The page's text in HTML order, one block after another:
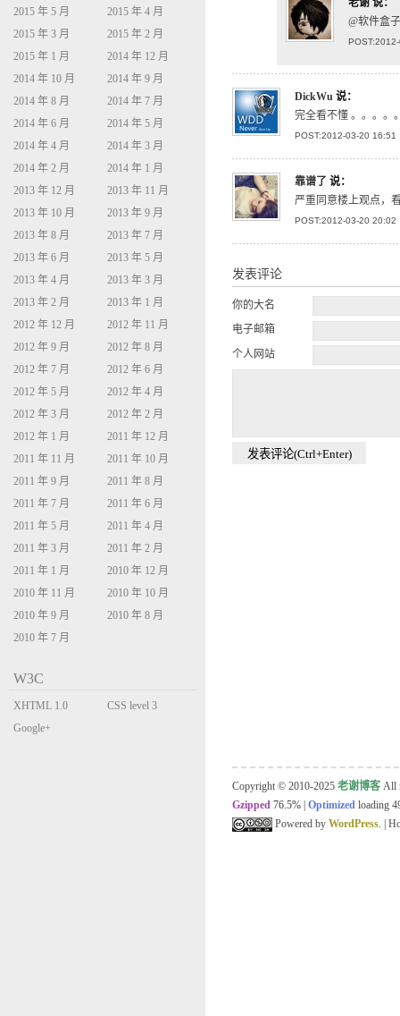
老谢 说：
@软件盒
DickWu 说：
完全看不懂 。。。。
POST:2012-03-20 16:51
靠谱了 说：
严重同意楼上观点，
POST:2012-03-20 20:02
发表评论
你的大名
电子邮箱
个人网站
2015 年 5 月
2015 年 4 月
2015 年 3 月
2015 年 2 月
2015 年 1 月
2014 年 12 月
2014 年 10 月
2014 年 9 月
2014 年 8 月
2014 年 7 月
2014 年 6 月
2014 年 5 月
2014 年 4 月
2014 年 3 月
2014 年 2 月
2014 年 1 月
2013 年 12 月
2013 年 11 月
2013 年 10 月
2013 年 9 月
2013 年 8 月
2013 年 7 月
2013 年 6 月
2013 年 5 月
2013 年 4 月
2013 年 3 月
2013 年 2 月
2013 年 1 月
2012 年 12 月
2012 年 11 月
2012 年 9 月
2012 年 8 月
2012 年 7 月
2012 年 6 月
2012 年 5 月
2012 年 4 月
2012 年 3 月
2012 年 2 月
2012 年 1 月
2011 年 12 月
2011 年 11 月
2011 年 10 月
2011 年 9 月
2011 年 8 月
2011 年 7 月
2011 年 6 月
2011 年 5 月
2011 年 4 月
2011 年 3 月
2011 年 2 月
2011 年 1 月
2010 年 12 月
2010 年 11 月
2010 年 10 月
2010 年 9 月
2010 年 8 月
2010 年 7 月
W3C
XHTML 1.0
Transitional
CSS level 3
Google+
Copyright © 2010-2025 老谢博客 All
Gzipped 76.5% Optimized loading
Powered by WordPress. |